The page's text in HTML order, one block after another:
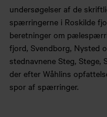
undersøgelser af de
spærringerne i Roskilde
beretninger om
fjord, Svendborg, Nysted
stednavnene Steg,
der efter Wåhlins
spor af spærringer.